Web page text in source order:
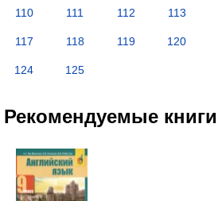
110 111 112 113
117 118 119 120
124 125
Рекомендуемые книги